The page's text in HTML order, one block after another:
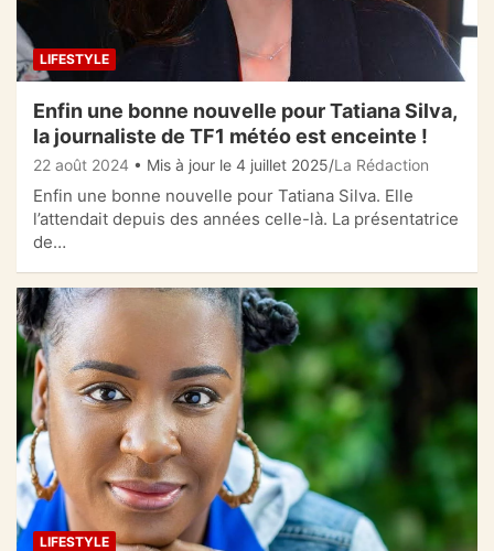
LIFESTYLE
Enfin une bonne nouvelle pour Tatiana Silva,
la journaliste de TF1 météo est enceinte !
22 août 2024 • Mis à jour le 4 juillet 2025 La Rédaction
Enfin une bonne nouvelle pour Tatiana Silva. Elle
l’attendait depuis des années celle-là. La présentatrice
de…
LIFESTYLE